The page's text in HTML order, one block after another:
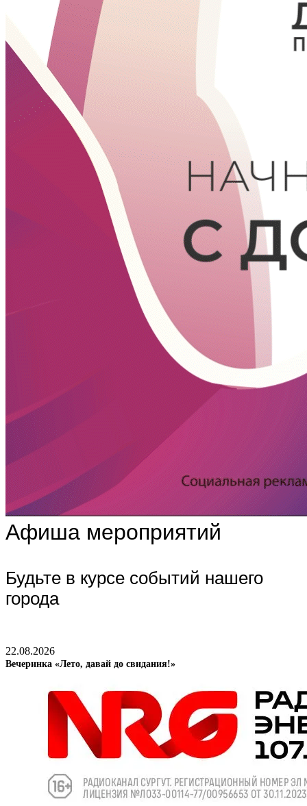
Афиша мероприятий
Будьте в курсе событий нашего
города
22.08.2026
Вечеринка «Лето, давай до свидания!»